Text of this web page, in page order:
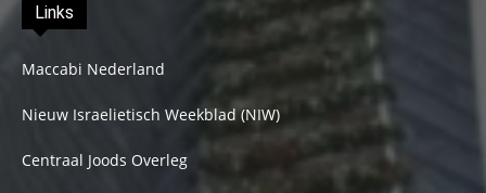
Links
Maccabi Nederland
Nieuw Israelietisch Weekblad (NIW)
Centraal Joods Overleg